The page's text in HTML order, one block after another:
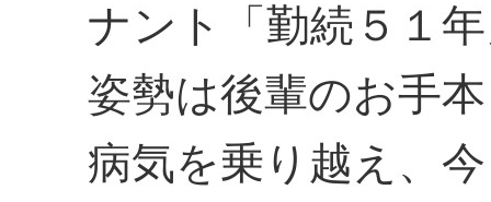
ナント「勤続５１
姿勢は後輩のお手
病気を乗り越え、